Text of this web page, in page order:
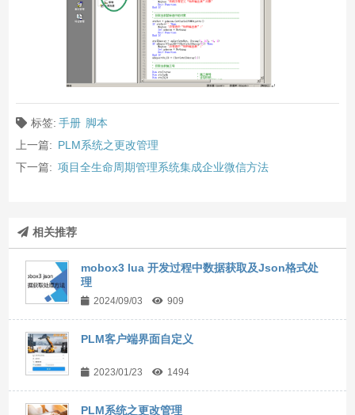
标签: 手册 脚本
上一篇: PLM系统之更改管理
下一篇: 项目全生命周期管理系统集成企业微信方法
相关推荐
mobox3 lua 开发过程中数据获取及Json格式处
理
2024/09/03 909
PLM客户端界面自定义
2023/01/23 1494
PLM系统之更改管理